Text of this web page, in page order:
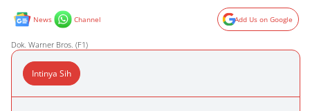
News Channel Add Us on Google
Dok. Warner Bros. (F1)
Intinya Sih